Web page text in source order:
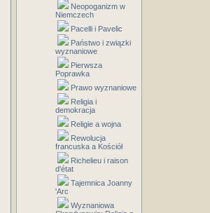
Neopoganizm w
Niemczech
Pacelli i Pavelic
Państwo i związki
wyznaniowe
Pierwsza
Poprawka
Prawo wyznaniowe
Religia i
demokracja
Religie a wojna
Rewolucja
francuska a Kościół
Richelieu i raison
d'état
Tajemnica Joanny
'Arc
Wyznaniowa